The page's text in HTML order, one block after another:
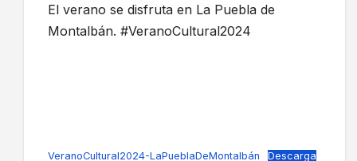
El verano se disfruta en La Puebla de
Montalbán. #VeranoCultural2024
VeranoCultural2024-LaPueblaDeMontalbán Descarga